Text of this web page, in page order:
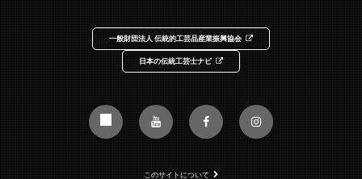
一般財団法人 伝統的工芸品産業振興協会
日本の伝統工芸士ナビ
このサイトについて